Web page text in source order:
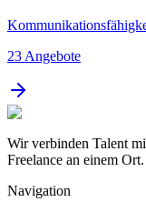
23 Angebote
Wir verbinden Talent
Freelance an einem Ort.
Navigation